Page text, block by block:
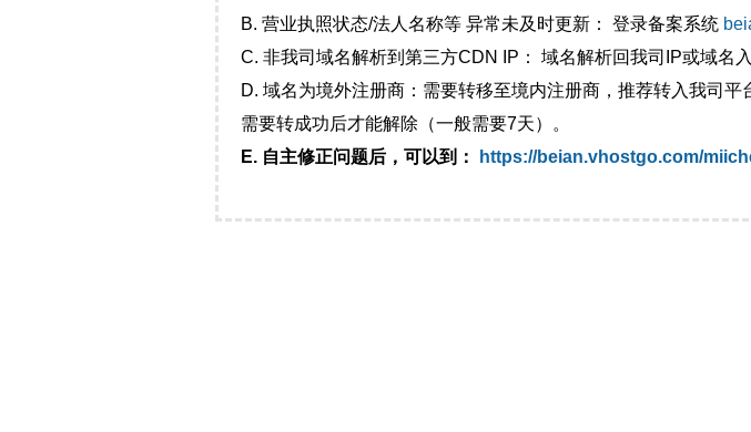
B. 营业执照状态/法人名称等 异常未及时更新： 登录备案系统
C. 非我司域名解析到第三方CDN IP： 域名解析回我司IP或域名
D. 域名为境外注册商：需要转移至境内注册商，推荐转入我司平
需要转成功后才能解除（一般需要7天）。
E. 自主修正问题后，可以到：
https://beian.vhostgo.com/